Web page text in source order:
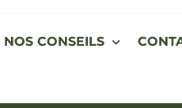
NOS CONSEILS